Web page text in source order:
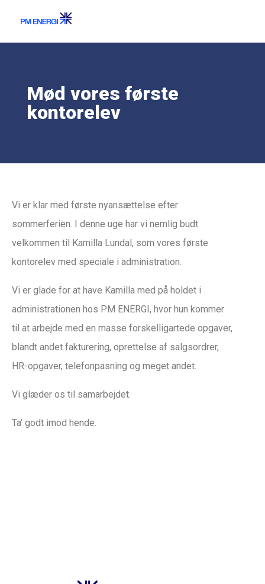
Mød vores første
kontorelev
Vi er klar med første nyansættelse efter
sommerferien. I denne uge har vi nemlig budt
velkommen til Kamilla Lundal, som vores første
kontorelev med speciale i administration.
Vi er glade for at have Kamilla med på holdet i
administrationen hos PM ENERGI, hvor hun kommer
til at arbejde med en masse forskelligartede opgaver,
blandt andet fakturering, oprettelse af salgsordrer,
HR-opgaver, telefonpasning og meget andet.
Vi glæder os til samarbejdet.
Ta’ godt imod hende.